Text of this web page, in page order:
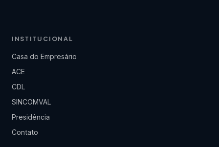
INSTITUCIONAL
Casa do Empresário
ACE
CDL
SINCOMVAL
Presidência
Contato